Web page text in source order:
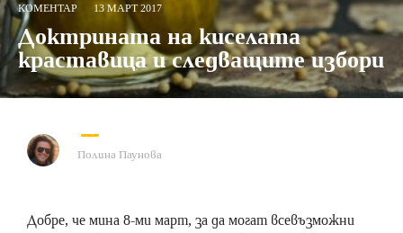
КОМЕНТАР 13 МАРТ 2017
Доктрината на киселата
краставица и следващите избори
Полина Паунова
Добре, че мина 8-ми март, за да могат всевъзможни